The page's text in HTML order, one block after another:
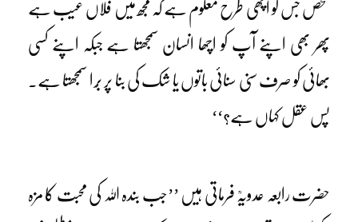
شخص جس کو اچھی طرح معلوم ہے کہ مجھ میں فلاں عیب ہے
پھر بھی اپنے آپ کو اچھا انسان سمجھتا ہے جبکہ اپنے کسی
بھائی کو صرف سنی سنائی باتوں یا شک کی بنا پر بُرا سمجھتا ہے۔
پس عقل کہاں ہے؟‘‘
حضرت رابعہ عدویہؒ فرماتی ہیں ’’جب بندہ اللہ کی محبت کا مزہ